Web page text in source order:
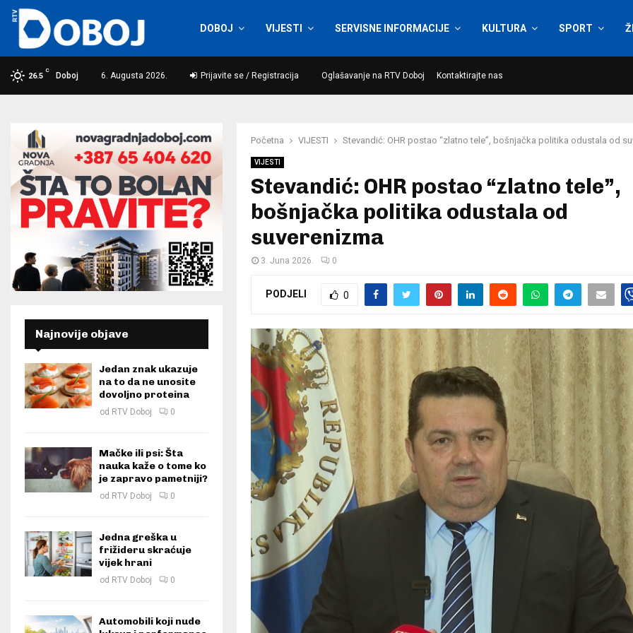
DOBOJ VIJESTI SERVISNE INFORMACIJE KULTURA SPORT
26.5
C
Doboj 6. Augusta 2026. Prijavite se / Registracija Oglašavanje na RTV Doboj Kontaktirajte nas
Početna VIJESTI Stevandić: OHR postao “zlatno tele”, bošnjačka politika odustala od
VIJESTI
Stevandić: OHR postao “zlatno tele”,
bošnjačka politika odustala od
suverenizma
3. Juna 2026. 0
PODJELI 0
Najnovije objave
Jedan znak ukazuje
na to da ne unosite
dovoljno proteina
od RTV Doboj 0
Mačke ili psi: Šta
nauka kaže o tome ko
je zapravo pametniji?
od RTV Doboj 0
Jedna greška u
frižideru skraćuje
vijek hrani
od RTV Doboj 0
Automobili koji nude